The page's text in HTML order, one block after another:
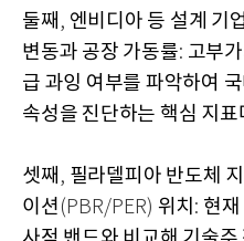
둘째 , 엔비디아 등 설계 기
변동과 공장 가동률: 고부
급 과잉 여부를 파악하여
속성을 진단하는 핵심 지표
셋째 , 필라델피아 반도체
이션 (PBR/PER) 위치 : 현